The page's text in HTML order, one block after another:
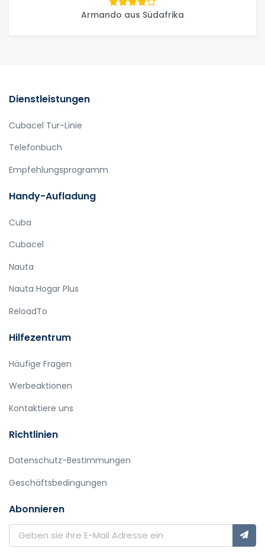
Armando aus Südafrika
Dienstleistungen
Cubacel Tur-Linie
Telefonbuch
Empfehlungsprogramm
Handy-Aufladung
Cuba
Cubacel
Nauta
Nauta Hogar Plus
ReloadTo
Hilfezentrum
Häufige Fragen
Werbeaktionen
Kontaktiere uns
Richtlinien
Datenschutz-Bestimmungen
Geschäftsbedingungen
Abonnieren